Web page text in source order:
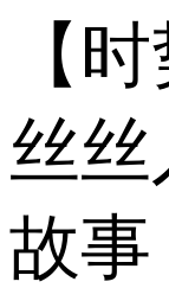
【
丝
故事